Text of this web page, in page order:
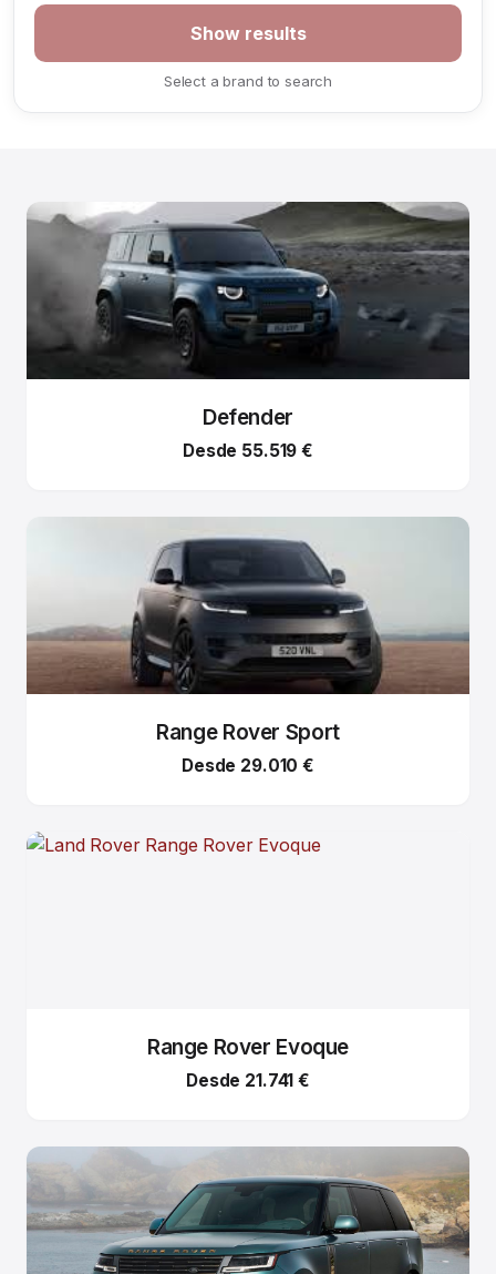
Select a brand to search
Defender
Desde 55.519 €
Range Rover Sport
Desde 29.010 €
Range Rover Evoque
Desde 21.741 €